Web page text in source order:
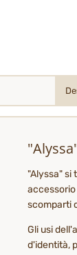
"Alyssa" si
accessorio
scomparti
Gli usi
d'identità,